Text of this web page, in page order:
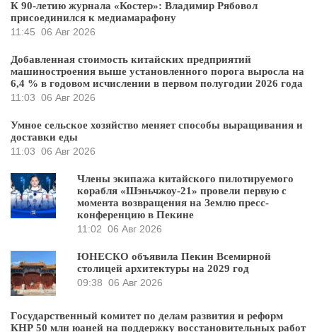
К 90-летию журнала «Костер»: Владимир Рябовол
присоединился к медиамарафону
11:45 06 Авг 2026
Добавленная стоимость китайских предприятий
машиностроения выше установленного порога выросла на
6,4 % в годовом исчислении в первом полугодии 2026 года
11:03 06 Авг 2026
Умное сельское хозяйство меняет способы выращивания и
доставки еды
11:03 06 Авг 2026
Члены экипажа китайского пилотируемого
корабля «Шэньчжоу-21» провели первую с
момента возвращения на Землю пресс-
конференцию в Пекине
11:02 06 Авг 2026
ЮНЕСКО объявила Пекин Всемирной
столицей архитектуры на 2029 год
09:38 06 Авг 2026
Государственный комитет по делам развития и реформ
КНР 50 млн юаней на поддержку восстановительных работ